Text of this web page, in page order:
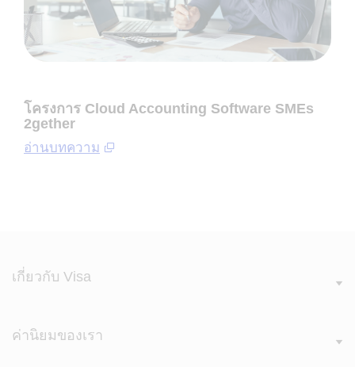
โครงการ Cloud Accounting Software SMEs
2gether
อ่านบทความ
เกี่ยวกับ Visa
ค่านิยมของเรา